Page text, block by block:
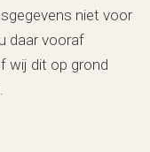
niet voor
daar vooraf
wij dit op grond